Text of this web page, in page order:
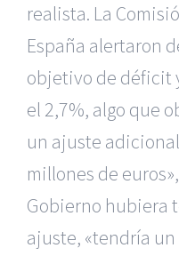
realista. La
España alertaron
objetivo de déficit
el 2,7%, algo que
un ajuste
millones de
Gobierno hubiera
ajuste, «tendría